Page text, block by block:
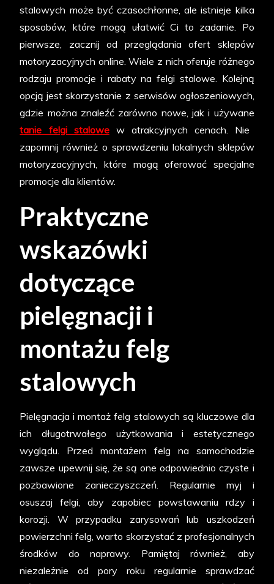
stalowych może być czasochłonne, ale istnieje kilka
sposobów, które mogą ułatwić Ci to zadanie. Po
pierwsze, zacznij od przeglądania ofert sklepów
motoryzacyjnych online. Wiele z nich oferuje różnego
rodzaju promocje i rabaty na felgi stalowe. Kolejną
opcją jest skorzystanie z serwisów ogłoszeniowych,
gdzie można znaleźć zarówno nowe, jak i używane
tanie felgi stalowe w atrakcyjnych cenach. Nie
zapomnij również o sprawdzeniu lokalnych sklepów
motoryzacyjnych, które mogą oferować specjalne
promocje dla klientów.
Praktyczne
wskazówki
dotyczące
pielęgnacji i
montażu felg
stalowych
Pielęgnacja i montaż felg stalowych są kluczowe dla
ich długotrwałego użytkowania i estetycznego
wyglądu. Przed montażem felg na samochodzie
zawsze upewnij się, że są one odpowiednio czyste i
pozbawione zanieczyszczeń. Regularnie myj i
osuszaj felgi, aby zapobiec powstawaniu rdzy i
korozji. W przypadku zarysowań lub uszkodzeń
powierzchni felg, warto skorzystać z profesjonalnych
środków do naprawy. Pamiętaj również, aby
niezależnie od pory roku regularnie sprawdzać